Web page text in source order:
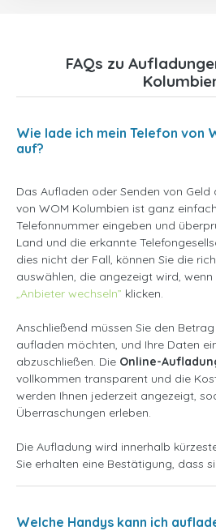
FAQs zu
Wie lade ich mein Telefon von
auf?
Das Aufladen oder Senden von
von WOM Kolumbien ist ganz
Telefonnummer eingeben und
Land und die erkannte
dies nicht der Fall, können Sie die
auswählen, die angezeigt wird, wenn
„Anbieter wechseln” klicken.
Anschließend müssen Sie den
aufladen möchten, und Ihre Daten
abzuschließen. Die Online-
vollkommen transparent und die
werden Ihnen jederzeit angezeigt,
Überraschungen erleben.
Die Aufladung wird innerhalb
Sie erhalten eine Bestätigung, dass
Welche Handys kann ich